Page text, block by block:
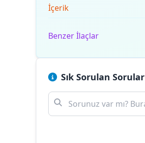
İçerik
Benzer İlaçlar
Sık Sorulan Sorular